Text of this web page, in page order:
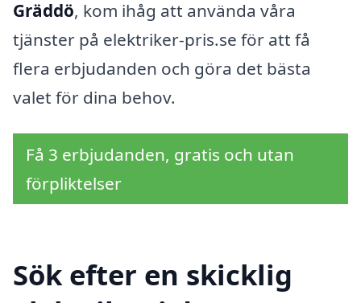
Gräddö, kom ihåg att använda våra
tjänster på elektriker-pris.se för att få
flera erbjudanden och göra det bästa
valet för dina behov.
Få 3 erbjudanden, gratis och utan
förpliktelser
Sök efter en skicklig